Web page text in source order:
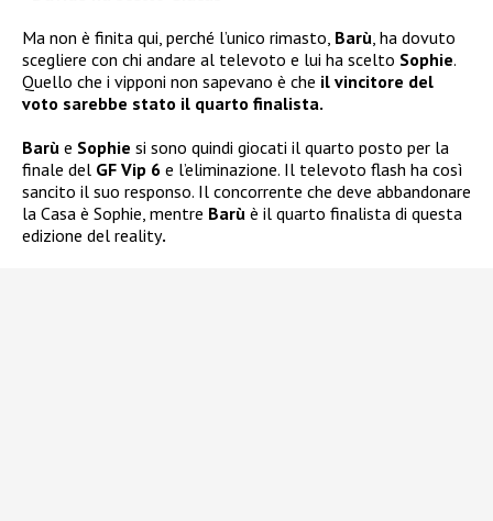
Ma non è finita qui, perché l’unico rimasto, Barù, ha dovuto
scegliere con chi andare al televoto e lui ha scelto Sophie.
Quello che i vipponi non sapevano è che il vincitore del
voto sarebbe stato il quarto finalista.
Barù e Sophie si sono quindi giocati il quarto posto per la
finale del GF Vip 6 e l’eliminazione. Il televoto flash ha così
sancito il suo responso. Il concorrente che deve abbandonare
la Casa è Sophie, mentre Barù è il quarto finalista di questa
edizione del reality.